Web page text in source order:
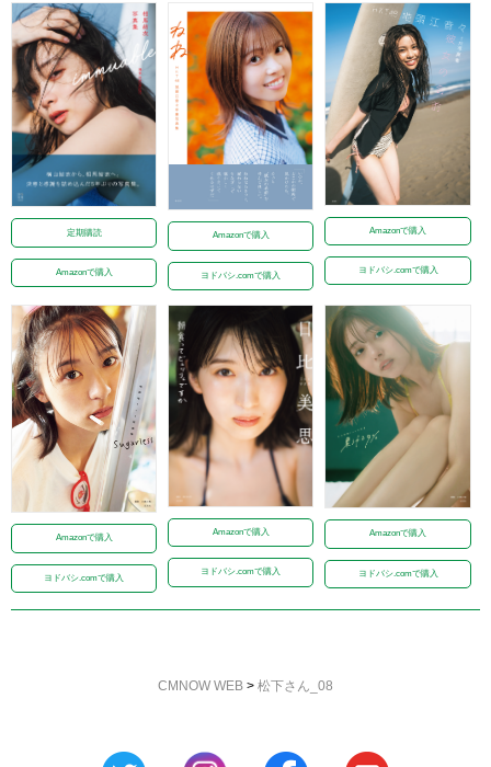
定期購読
Amazonで購入
Amazonで購入
ヨドバシ.comで購入
Amazonで購入
ヨドバシ.comで購入
Amazonで購入
ヨドバシ.comで購入
Amazonで購入
ヨドバシ.comで購入
Amazonで購入
ヨドバシ.comで購入
CMNOW WEB > 松下さん_08